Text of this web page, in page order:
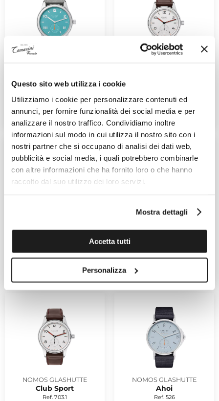
Questo sito web utilizza i cookie
Utilizziamo i cookie per personalizzare contenuti ed
annunci, per fornire funzionalità dei social media e per
analizzare il nostro traffico. Condividiamo inoltre
informazioni sul modo in cui utilizza il nostro sito con i
nostri partner che si occupano di analisi dei dati web,
pubblicità e social media, i quali potrebbero combinarle
con altre informazioni che ha fornito loro o che hanno
raccolto dal suo utilizzo dei loro servizi.
Mostra dettagli
Accetta tutti
Personalizza
Ref. 724
1.560,00 €
ADD TO CART
1.380,00 €
ADD TO CART
Club Sport
3.300,00 €
Orion
3.440,00 €
NOMOS GLASHUTTE
Club Sport
Ref. 703.1
NOMOS GLASHUTTE
Ahoi
Ref. 526